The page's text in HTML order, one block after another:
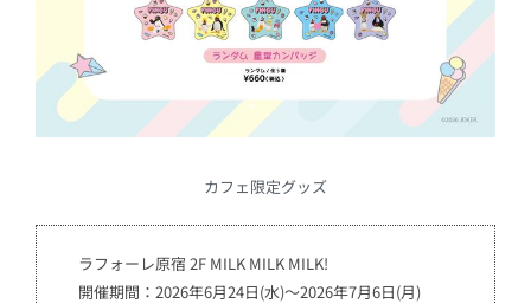
カフェ限定グッズ
ラフォーレ原宿 2F MILK MILK MILK!
開催期間：2026年6月24日(水)～2026年7月6日(月)